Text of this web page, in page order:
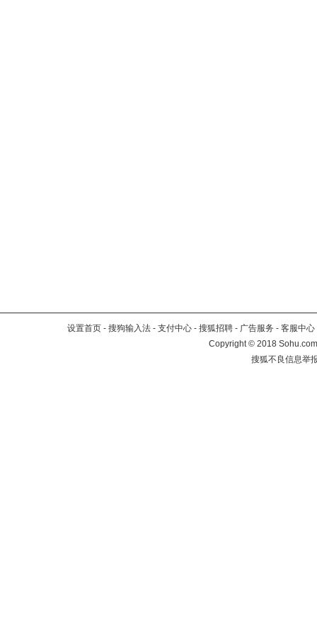
设置首页 - 搜狗输入法 - 支付中心 - 搜狐招聘 - 广告服务 - 客服中心
Copyright©2018
搜狐不良信息举